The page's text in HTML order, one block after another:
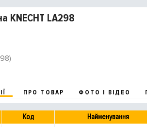
KNECHT LA298
ПРО ТОВАР ФОТО І ВІДЕО
Код Найменування